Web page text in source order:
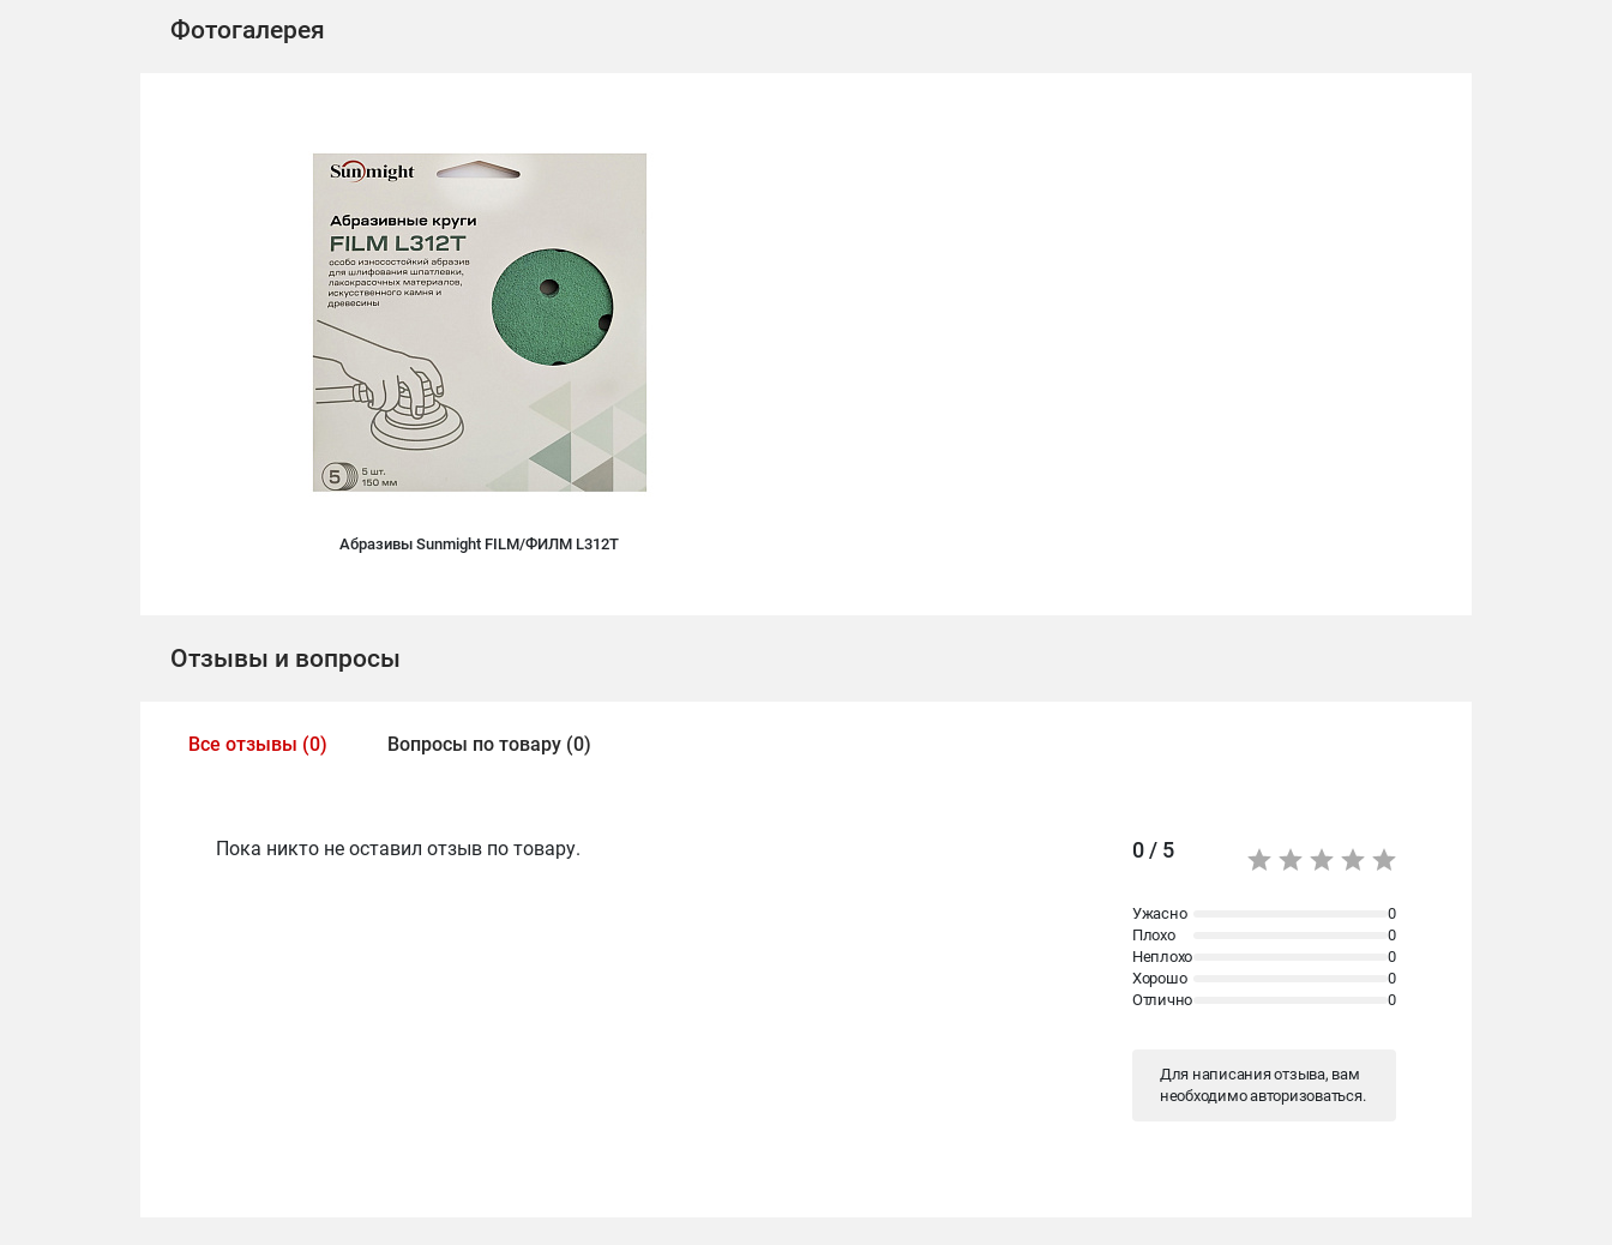
Фотогалерея
Абразивы Sunmight FILM/ФИЛМ L312T
Отзывы и вопросы
Все отзывы (0) Вопросы по товару (0)
Пока никто не оставил отзыв по товару. 0 / 5
Ужасно
0
Плохо
0
Неплохо
0
Хорошо
0
Отлично
0
Для написания отзыва, вам
необходимоавторизоваться.